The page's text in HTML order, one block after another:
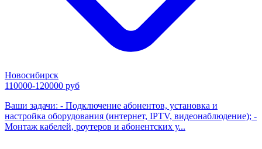
Новосибирск
110000-120000 руб
Ваши задачи: - Подключение абонентов, установка и
настройка оборудования (интернет, IPTV, видеонаблюдение); -
Монтаж кабелей, роутеров и абонентских у...